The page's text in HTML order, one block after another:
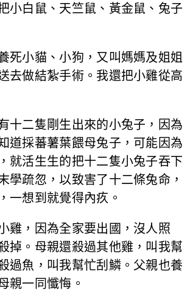
小白鼠、天竺鼠、黃金鼠、兔子
死小貓、小狗，又叫媽媽及姐姐
去做結紮手術。我還把小雞從高
十二隻剛生出來的小兔子，因為
道採蕃薯葉餵母兔子，可能因為
就活生生的把十二隻小兔子吞下
學疏忽，以致害了十二條兔命，
一想到就覺得內疚。
雞，因為全家要出國，沒人照
掉。母親還殺過其他雞，叫我幫
過魚，叫我幫忙刮鱗。父親也養
親一同懺悔。